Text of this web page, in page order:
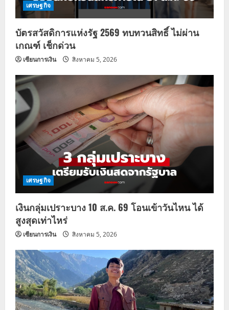
เศรษฐกิจ
บัตรสวัสดิการแห่งรัฐ 2569 ทบทวนสิทธิ์ ไม่ผ่าน
เกณฑ์ เช็กด่วน
เซียนการเงิน สิงหาคม 5, 2026
เศรษฐกิจ
เงินกลุ่มเปราะบาง 10 ส.ค. 69 โอนเข้าวันไหน ได้
สูงสุดเท่าไหร่
เซียนการเงิน สิงหาคม 5, 2026